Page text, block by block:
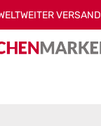
VERSAND